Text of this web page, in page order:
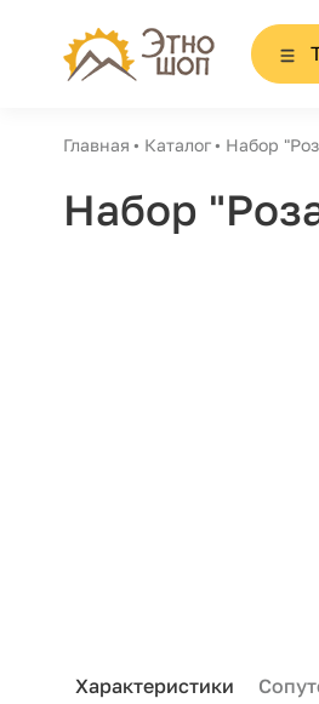
Главная Каталог Набор
Набор
Характеристики